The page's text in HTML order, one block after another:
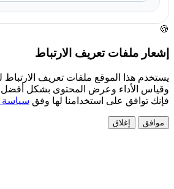
🍪
إشعار ملفات تعريف الارتباط
يستخدم هذا الموقع ملفات تعريف الارتباط
وقياس الأداء وعرض المحتوى بشكل أفضل.
فإنك توافق على استخدامنا لها وفق سياسة
موافق إغلاق